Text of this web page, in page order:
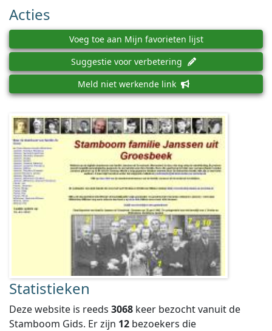
Acties
Voeg toe aan Mijn favorieten lijst
Suggestie voor verbetering
Meld niet werkende link
Statistieken
Deze website is reeds 3068 keer bezocht vanuit de
Stamboom Gids. Er zijn 12 bezoekers die